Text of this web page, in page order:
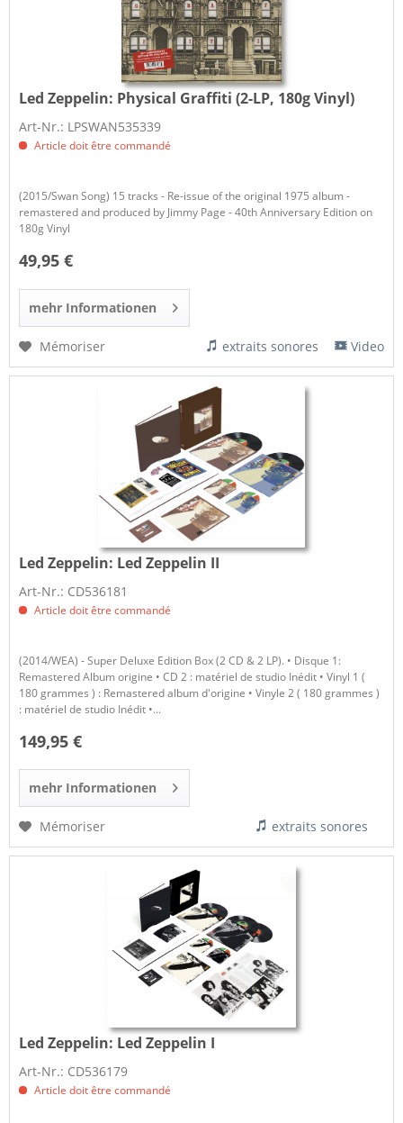
Led Zeppelin: Physical Graffiti (2-LP, 180g Vinyl)
Art-Nr.: LPSWAN535339
Article doit être commandé
(2015/Swan Song) 15 tracks - Re-issue of the original 1975 album -
remastered and produced by Jimmy Page - 40th Anniversary Edition on
180g Vinyl
49,95 €
mehr Informationen
Mémoriser extraits sonores Video
Led Zeppelin: Led Zeppelin II
Art-Nr.: CD536181
Article doit être commandé
(2014/WEA) - Super Deluxe Edition Box (2 CD & 2 LP). • Disque 1:
Remastered Album origine • CD 2 : matériel de studio Inédit • Vinyl 1 (
180 grammes ) : Remastered album d'origine • Vinyle 2 ( 180 grammes )
: matériel de studio Inédit •...
149,95 €
mehr Informationen
Mémoriser extraits sonores
Led Zeppelin: Led Zeppelin I
Art-Nr.: CD536179
Article doit être commandé